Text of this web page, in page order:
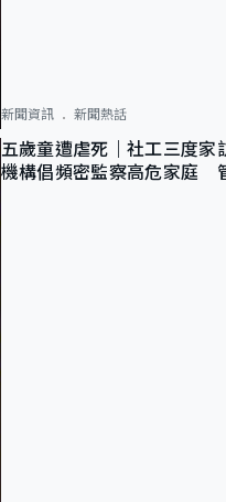
新聞資訊 新聞熱話
五歲童遭虐死｜社工三度
機構倡頻密監察高危家庭